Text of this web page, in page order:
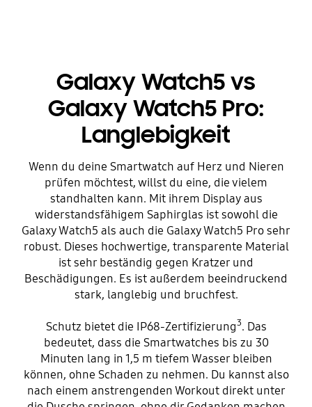
Galaxy Watch5 vs
Galaxy Watch5 Pro:
Langlebigkeit
Wenn du deine Smartwatch auf Herz und Nieren
prüfen möchtest, willst du eine, die vielem
standhalten kann. Mit ihrem Display aus
widerstandsfähigem Saphirglas ist sowohl die
Galaxy Watch5 als auch die Galaxy Watch5 Pro sehr
robust. Dieses hochwertige, transparente Material
ist sehr beständig gegen Kratzer und
Beschädigungen. Es ist außerdem beeindruckend
stark, langlebig und bruchfest.
Schutz bietet die IP68-Zertifizierung3. Das
bedeutet, dass die Smartwatches bis zu 30
Minuten lang in 1,5 m tiefem Wasser bleiben
können, ohne Schaden zu nehmen. Du kannst also
nach einem anstrengenden Workout direkt unter